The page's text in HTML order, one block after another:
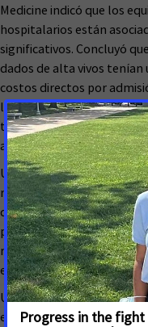
Medicine indicó que los
hospitalarios están
significativos. Concluyó
dados de alta vivos tenían
costos directos por
los pacientes de
tenían un ahorro neto
admisión y $374 en
Un estudio de 2005
reducciones significativas
de Dallas-Fort Worth,
paliativos en los primeros
resultado un ahorro de
el hospital y $2,696 para
Un estudio de 2011
equipos de cuidados